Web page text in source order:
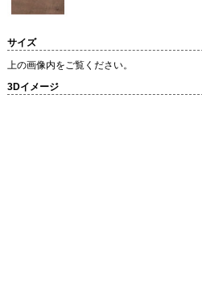
サイズ
上の画像内をご覧ください。
3Dイメージ